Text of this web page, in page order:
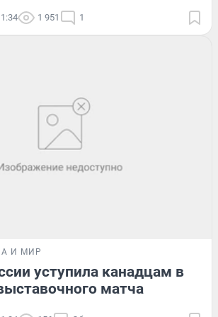
1 951 1
И МИР
уступила канадцам в
матча